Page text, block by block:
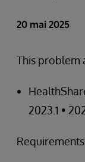
20 mai 2025
This problem
2023.1 •